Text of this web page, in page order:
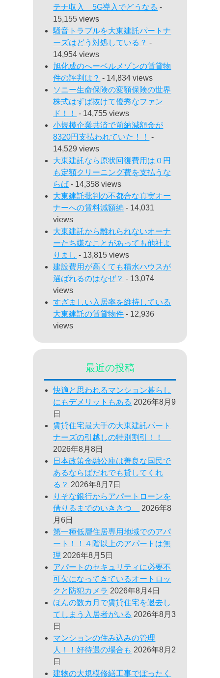
テナ収入 5G導入でどうなる -
15,155 views
騒音トラブルを大東建託パートナ
ーズはどう対処している？ -
14,954 views
旭化成のへーベルメゾンの賃貸物
件の評判は？ - 14,834 views
ソニー生命保険の変額保険の世界
株式はずば抜けて優秀なファン
ド！！
- 14,755 views
小規模企業共済で前納減額金が
8320円支払われていた！！
-
14,529 views
大東建託なら原状回復費用は０円
も定額クリーニング費を支払うな
らば - 14,358 views
大東建託批判の不都合な真実オー
ナーへの賃料減額編 - 14,031
views
大東建託から離れられないオーナ
ーたち嫌なことがあっても他社よ
りまし - 13,815 views
建設費用が高くても積水ハウスが
選ばれるのはなぜ？ - 13,074
views
すざましい入居率を維持している
大東建託の賃貸物件 - 12,936
views
最近の投稿
快適と思われるマンション暮らし
にもデメリットもある 2026年8月9
日
賃貸住宅最大手の大東建託パート
ナーズの引越しの特別割引！！
2026年8月8日
日本政策金融公庫は善良な国民で
あるならばだれでも貸してくれ
る？ 2026年8月7日
りそな銀行からアパートローンを
借りるまでのいきさつ
2026年8
月6日
第一種低層住居専用地域でのアパ
ート！！４階以上のアパートは無
理 2026年8月5日
アパートのセキュリティに必要不
可欠になってきているオートロッ
クと防犯カメラ 2026年8月4日
ほんの数カ月で賃貸住宅を退去し
てしまう入居者がいる 2026年8月3
日
マンションの住み込みの管理
人！！好待遇の場合も 2026年8月2
日
建物の大規模修繕工事でぼったく